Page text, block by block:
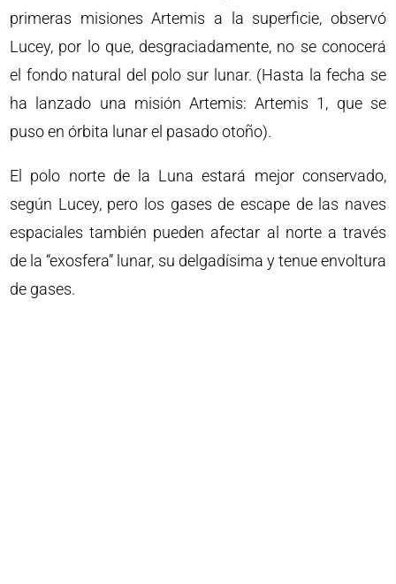
primeras misiones Artemis a la superficie, observó
Lucey, por lo que, desgraciadamente, no se conocerá
el fondo natural del polo sur lunar. (Hasta la fecha se
ha lanzado una misión Artemis: Artemis 1, que se
puso en órbita lunar el pasado otoño).
El polo norte de la Luna estará mejor conservado,
según Lucey, pero los gases de escape de las naves
espaciales también pueden afectar al norte a través
de la “exosfera” lunar, su delgadísima y tenue envoltura
de gases.